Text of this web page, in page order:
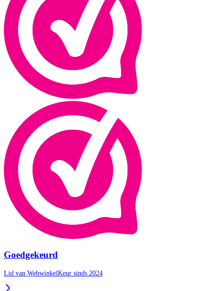
Goedgekeurd
Lid van WebwinkelKeur sinds 2024